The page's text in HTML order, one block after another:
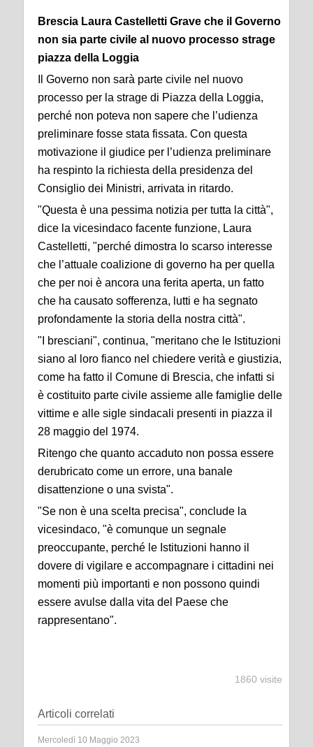
Brescia Laura Castelletti Grave che il Governo
non sia parte civile al nuovo processo strage
piazza della Loggia
Il Governo non sarà parte civile nel nuovo
processo per la strage di Piazza della Loggia,
perché non poteva non sapere che l’udienza
preliminare fosse stata fissata. Con questa
motivazione il giudice per l’udienza preliminare
ha respinto la richiesta della presidenza del
Consiglio dei Ministri, arrivata in ritardo.
"Questa è una pessima notizia per tutta la città",
dice la vicesindaco facente funzione, Laura
Castelletti, "perché dimostra lo scarso interesse
che l’attuale coalizione di governo ha per quella
che per noi è ancora una ferita aperta, un fatto
che ha causato sofferenza, lutti e ha segnato
profondamente la storia della nostra città".
"I bresciani", continua, "meritano che le Istituzioni
siano al loro fianco nel chiedere verità e giustizia,
come ha fatto il Comune di Brescia, che infatti si
è costituito parte civile assieme alle famiglie delle
vittime e alle sigle sindacali presenti in piazza il
28 maggio del 1974.
Ritengo che quanto accaduto non possa essere
derubricato come un errore, una banale
disattenzione o una svista".
"Se non è una scelta precisa", conclude la
vicesindaco, "è comunque un segnale
preoccupante, perché le Istituzioni hanno il
dovere di vigilare e accompagnare i cittadini nei
momenti più importanti e non possono quindi
essere avulse dalla vita del Paese che
rappresentano".
1860 visite
Articoli correlati
Mercoledì 10 Maggio 2023